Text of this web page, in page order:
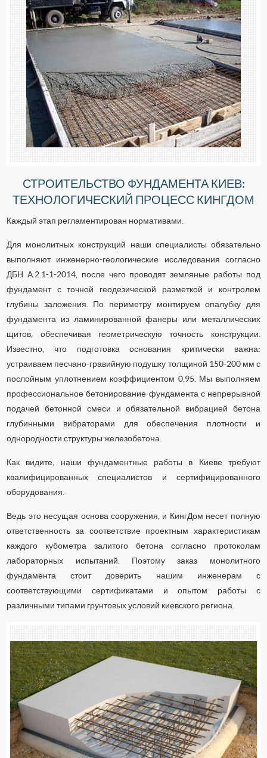
СТРОИТЕЛЬСТВО ФУНДАМЕНТА КИЕВ:
ТЕХНОЛОГИЧЕСКИЙ ПРОЦЕСС КИНГДОМ
Каждый этап регламентирован нормативами.
Для монолитных конструкций наши специалисты обязательно
выполняют инженерно-геологические исследования согласно
ДБН А.2.1-1-2014, после чего проводят земляные работы под
фундамент с точной геодезической разметкой и контролем
глубины заложения. По периметру монтируем опалубку для
фундамента из ламинированной фанеры или металлических
щитов, обеспечивая геометрическую точность конструкции.
Известно, что подготовка основания критически важна:
устраиваем песчано-гравийную подушку толщиной 150-200 мм с
послойным уплотнением коэффициентом 0,95. Мы выполняем
профессиональное бетонирование фундамента с непрерывной
подачей бетонной смеси и обязательной вибрацией бетона
глубинными вибраторами для обеспечения плотности и
однородности структуры железобетона.
Как видите, наши фундаментные работы в Киеве требуют
квалифицированных специалистов и сертифицированного
оборудования.
Ведь это несущая основа сооружения, и КингДом несет полную
ответственность за соответствие проектным характеристикам
каждого кубометра залитого бетона согласно протоколам
лабораторных испытаний. Поэтому заказ монолитного
фундамента стоит доверить нашим инженерам с
соответствующими сертификатами и опытом работы с
различными типами грунтовых условий киевского региона.